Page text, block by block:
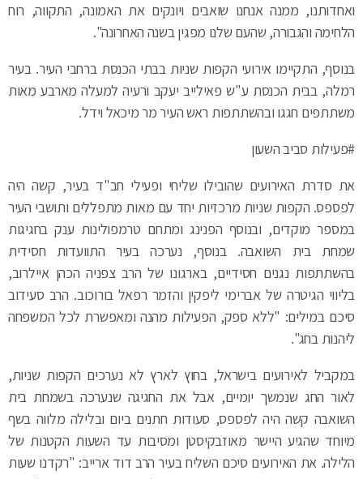
ואחדותנו, ממנה אנחנו שואבים ויונקים את האמונה, התקווה, רוח
הלחימה והגבורה, שהעם שלנו מפגין בשנה האחרונה".
בנוסף, התקיימו אירועי הקפות שניות בבתי הכנסת ברחבי העיר. בעיר
רמלה, בבית הכנסת ע"ש פאילייב יעקב ורעיה למעלה מארבע מאות
משתתפים חגגו ובהשתתפות ראש העיר מר מיכאל וידל.
#פעילות סביב השעון
את סדרת האירועים שהובילו שליחי ופעילי חב"ד בעיר, קשה היה
לפספס. הקפות שניות מרכזיות יחד עם מאות מתפללים ותושבי העיר
במספר מוקדים, ובנוסף הפנינג ומתחם טרמפולינות ענק בחגיגות
שמחת בית השואבה. בנוסף, נערכה בעיר התוועדות חסידית
בהשתתפות נגנים חסידיים, בארגונו של הרב צפניה הכהן איילרוב,
בליווי הגיטרה של אברימי ליפקין והזמר רפאל בורוכוב. הרב סעידוב
סיכם במילים: "ללא ספק, הפעילות מהנה ומאפשרת לכל המשפחה
ליהנות בחג".
במקביל לאירועים בישראל, בחוץ לארץ לא נערכים הקפות שניות,
לאור החג שנמשך יומיים, אבל את החגיגה שנערכה בשמחת בית
השואבה קשה היה לפספס, סעודות חתנים ביום ובלילה מלווה בשף
מיוחד שהגיע היישר מאוזבקיסטן ומסיבות עד השעות הקטנות של
הלילה. את האירועים סיכם השליח בעיר הרב דוד ארייב: "רקדנו שעות